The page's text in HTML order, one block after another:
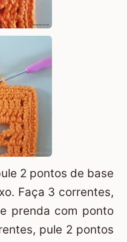
2 pontos de base
Faça 3 correntes,
prenda com ponto
pule 2 pontos